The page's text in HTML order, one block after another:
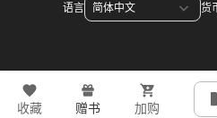
收藏 赠书 加购
语言 货
© 2026 WeDevote